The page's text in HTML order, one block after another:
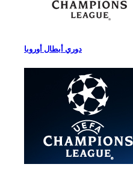
دوري أبطال أوروبا